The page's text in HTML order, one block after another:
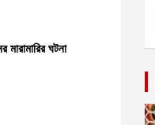
ঘটনা